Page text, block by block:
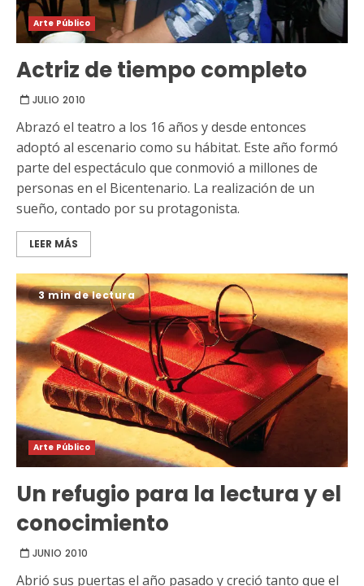
Arte Público
Actriz de tiempo completo
JULIO 2010
Abrazó el teatro a los 16 años y desde entonces
adoptó al escenario como su hábitat. Este año formó
parte del espectáculo que conmovió a millones de
personas en el Bicentenario. La realización de un
sueño, contado por su protagonista.
LEER MÁS
3 min de lectura
Arte Público
Un refugio para la lectura y el
conocimiento
JUNIO 2010
Abrió sus puertas el año pasado y creció tanto que el